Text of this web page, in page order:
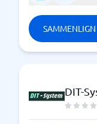
SAMMENLIGN
DIT-